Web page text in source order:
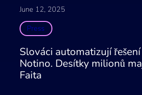
June 12, 2025
Press
Slováci automatizují
Notino. Desítky milionů
Faita